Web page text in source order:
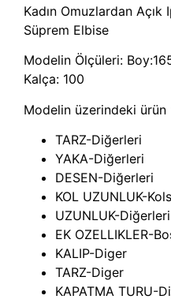
Kadın Omuzlardan Açık
Süprem Elbise
Modelin Ölçüleri:
Kalça: 100
Modelin üzerindeki
TARZ-Diğerleri
YAKA-Diğerleri
DESEN-Diğerleri
KOL UZUNLUK-
UZUNLUK-Diğerleri
EK OZELLIKLER-
KALIP-Diger
TARZ-Diger
KAPATMA TURU-